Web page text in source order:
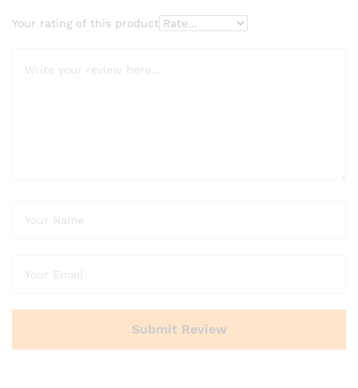
Your rating of this product